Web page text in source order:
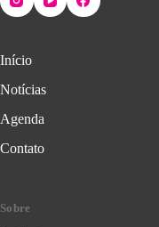
Início
Notícias
Agenda
Contato
Sobre